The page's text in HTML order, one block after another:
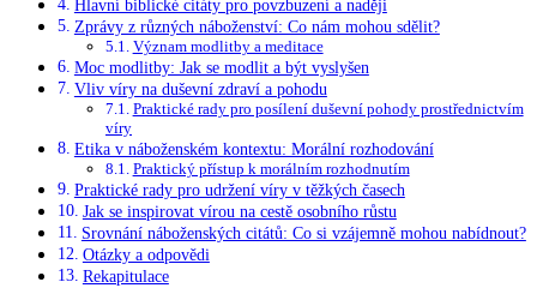
Hlavní biblické citáty pro povzbuzení a naději
Zprávy z různých náboženství: Co nám mohou sdělit?
Význam modlitby a meditace
Moc modlitby: Jak se modlit a být vyslyšen
Vliv víry na duševní zdraví a pohodu
Praktické rady pro posílení duševní pohody prostřednictvím
víry
Etika v náboženském kontextu: Morální rozhodování
Praktický přístup k morálním rozhodnutím
Praktické rady pro udržení víry v těžkých časech
Jak se inspirovat vírou na cestě osobního růstu
Srovnání náboženských citátů: Co si vzájemně mohou nabídnout?
Otázky a odpovědi
Rekapitulace